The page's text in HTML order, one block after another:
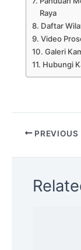
Raya
Daftar
Video
Galeri
Hubungi
PREVIOUS